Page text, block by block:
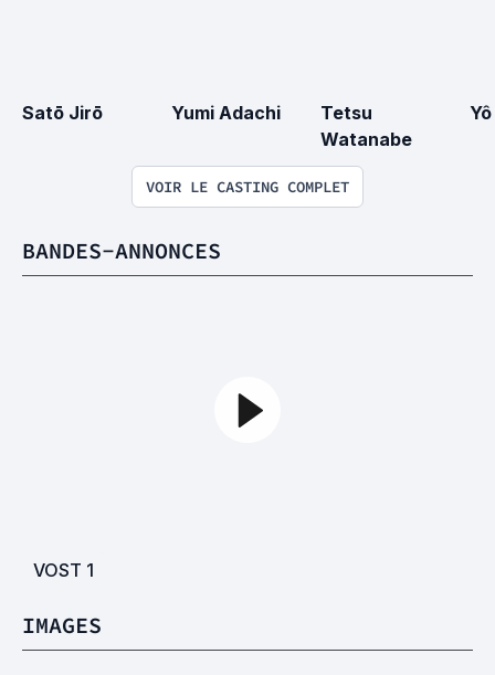
Satō Jirō Yumi Adachi
Tetsu
Watanabe
VOIR LE CASTING COMPLET
BANDES-ANNONCES
VOST 1
IMAGES